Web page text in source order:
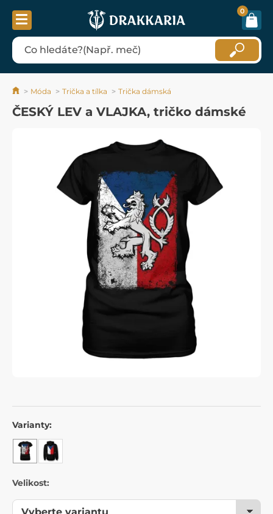
0
Móda Trička a tílka Trička dámská
ČESKÝ LEV a VLAJKA, tričko dámské
Varianty:
Velikost: